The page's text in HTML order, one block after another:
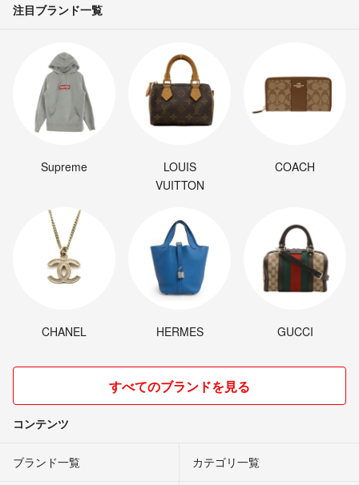
注目ブランド一覧
Supreme
LOUIS
VUITTON
COACH
CHANEL HERMES GUCCI
すべてのブランドを見る
コンテンツ
ブランド一覧 カテゴリ一覧